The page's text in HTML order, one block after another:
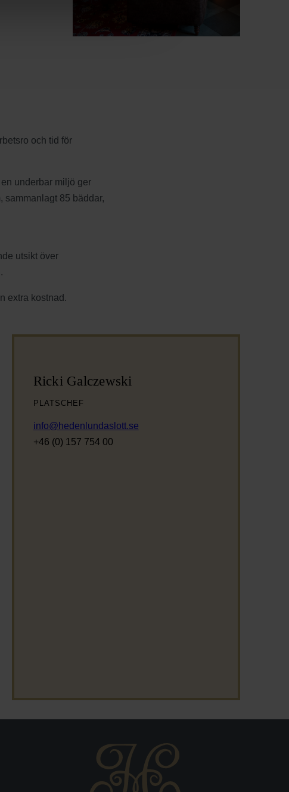
och tid för
underbar miljö ger
sammanlagt 85 bäddar,
utsikt över
extra kostnad.
Ricki Galczewski
PLATSCHEF
info@hedenlundaslott.se
+46 (0) 157 754 00